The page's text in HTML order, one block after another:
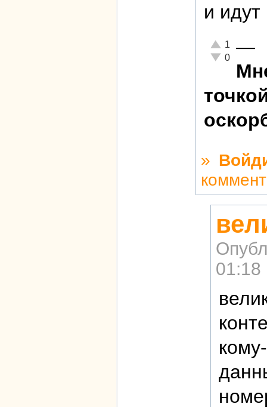
и
Отлично!
1
Неадекватно!
0
—
»
01:18